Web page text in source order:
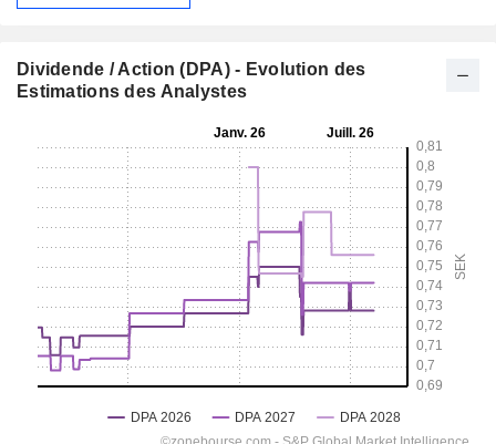
Dividende / Action (DPA) - Evolution des
Estimations des Analystes